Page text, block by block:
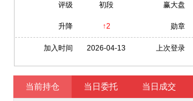
评级 初段 赢大盘
升降 ↑2 勋章
加入时间 2026-04-13 上次登录
当前持仓 当日委托 当日成交